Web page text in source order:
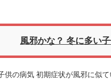
風邪かな？ 冬に多い
供の病気 初期症状が風邪に似